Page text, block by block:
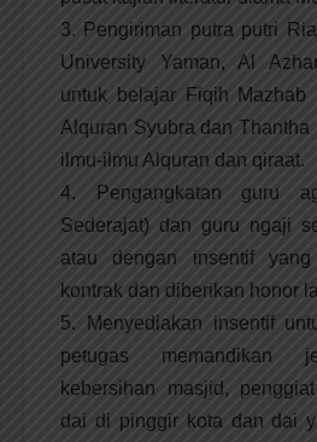
3. Pengiriman putra putri
University Yaman, Al
untuk belajar Fiqih Mazhab
Alquran Syubra dan
ilmu-ilmu Alquran dan qiraat.
4. Pengangkatan guru
Sederajat) dan guru ngaji
atau dengan insentif
kontrak dan diberikan honor
5. Menyediakan insentif
petugas memandikan
kebersihan masjid,
dai di pinggir kota dan dai